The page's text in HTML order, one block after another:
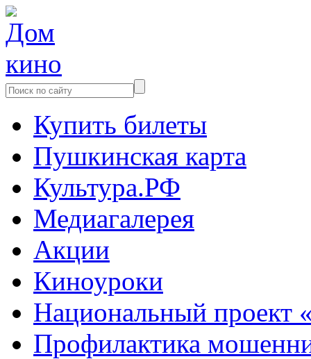
Купить билеты
Пушкинская карта
Культура.РФ
Медиагалерея
Акции
Киноуроки
Национальный проект
Профилактика